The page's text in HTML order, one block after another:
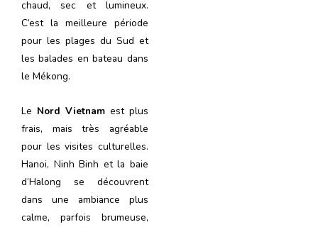
chaud, sec et lumineux.
C’est la meilleure période
pour les plages du Sud et
les balades en bateau dans
le Mékong.
Le Nord Vietnamest plus
frais, mais très agréable
pour les visites culturelles.
Hanoi, Ninh Binh et la baie
d’Halong se découvrent
dans une ambiance plus
calme, parfois brumeuse,